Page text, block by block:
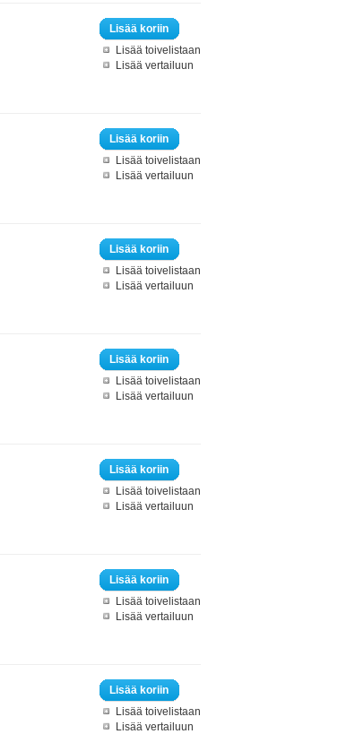
Lisää koriin
Lisää toivelistaan
Lisää vertailuun
Lisää koriin
Lisää toivelistaan
Lisää vertailuun
Lisää koriin
Lisää toivelistaan
Lisää vertailuun
Lisää koriin
Lisää toivelistaan
Lisää vertailuun
Lisää koriin
Lisää toivelistaan
Lisää vertailuun
Lisää koriin
Lisää toivelistaan
Lisää vertailuun
Lisää koriin
Lisää toivelistaan
Lisää vertailuun